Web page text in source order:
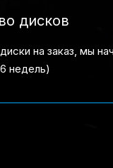
дисков
на заказ, мы
недель)